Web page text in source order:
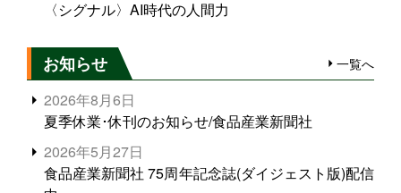
〈シグナル〉AI時代の人間力
お知らせ 一覧へ
2026年8月6日
夏季休業･休刊のお知らせ/食品産業新聞社
2026年5月27日
食品産業新聞社 75周年記念誌(ダイジェスト版)配信